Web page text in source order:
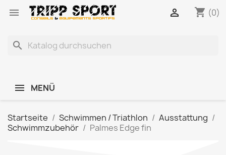
 shopping_cart (0)

search
MENÜ
Startseite Schwimmen / Triathlon
Ausstattung
Schwimmzubehör
Palmes Edge fin